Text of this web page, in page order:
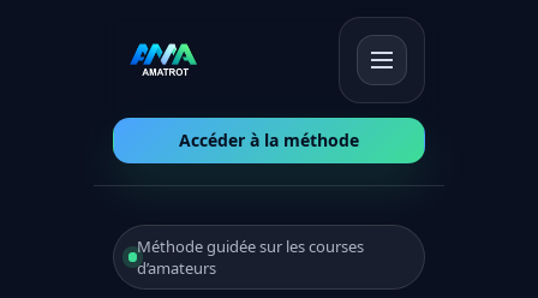
Accéder à la méthode
Méthode guidée sur les courses
d’amateurs